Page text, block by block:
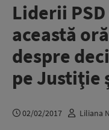
Liderii
această
despre
pe Justiţie
02/02/2017 Liliana